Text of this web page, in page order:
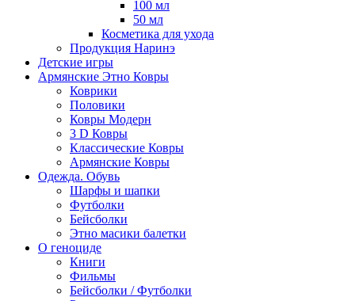
100 мл
50 мл
Косметика для ухода
Продукция Наринэ
Детские игры
Армянские Этно Ковры
Коврики
Половики
Ковры Модерн
3 D Ковры
Классические Ковры
Армянские Ковры
Одежда. Обувь
Шарфы и шапки
Футболки
Бейсболки
Этно масики балетки
О геноциде
Книги
Фильмы
Бейсболки / Футболки